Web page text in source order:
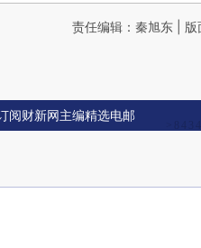
责任编辑：秦旭东 | 版
阅财新网主编精选电邮